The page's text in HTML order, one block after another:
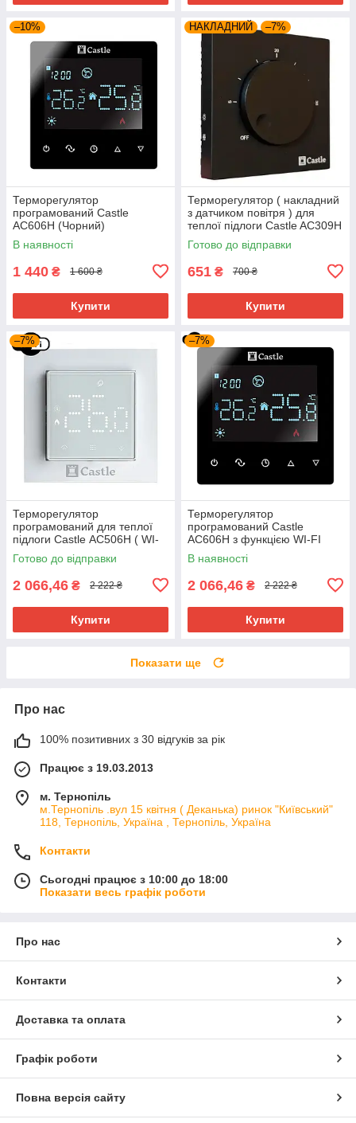
–10%
Терморегулятор
програмований Castle
AC606H (Чорний)
В наявності
1 440 ₴ 1 600 ₴
Купити
НАКЛАДНИЙ –7%
Терморегулятор ( накладний
з датчиком повітря ) для
теплої підлоги Castle AC309H
( графіт матовий)
Готово до відправки
651 ₴ 700 ₴
Купити
–7%
Терморегулятор
програмований для теплої
підлоги Castle АС506H ( WI-
FI )
Готово до відправки
2 066,46 ₴ 2 222 ₴
Купити
–7%
Терморегулятор
програмований Castle
AC606H з функцією WI-FI
(Чорний)
В наявності
2 066,46 ₴ 2 222 ₴
Купити
Показати ще
Про нас
100% позитивних з 30 відгуків за рік
Працює з 19.03.2013
м. Тернопіль
м.Тернопіль .вул 15 квітня ( Деканька) ринок "Київський"
118, Тернопіль, Україна , Тернопіль, Україна
Контакти
Сьогодні працює з 10:00 до 18:00
Показати весь графік роботи
Про нас
Контакти
Доставка та оплата
Графік роботи
Повна версія сайту